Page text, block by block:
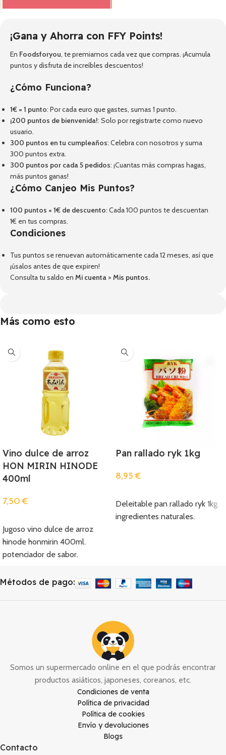
¡Gana y Ahorra con FFY Points!
En Foodsforyou, te premiamos cada vez que compras. ¡Acumula
puntos y disfruta de increíbles descuentos!
¿Cómo Funciona?
1€ = 1 punto: Por cada euro que gastes, sumas 1 punto.
¡200 puntos de bienvenida!: Solo por registrarte como nuevo
usuario.
300 puntos en tu cumpleaños: Celebra con nosotros y suma
300 puntos extra.
300 puntos por cada 5 pedidos: ¡Cuantas más compras hagas,
más puntos ganas!
¿Cómo Canjeo Mis Puntos?
100 puntos = 1€ de descuento: Cada 100 puntos te descuentan
1€ en tus compras.
Condiciones
Tus puntos se renuevan automáticamente cada 12 meses, así que
¡úsalos antes de que expiren!
Consulta tu saldo en Mi cuenta > Mis puntos.
Más como esto
Vino dulce de arroz
HON MIRIN HINODE
400ml
7,50€
Jugoso vino dulce de arroz
hinode honmirin 400ml.
potenciador de sabor.
Pan rallado ryk 1kg
8,95€
Deleitable pan rallado ryk 1kg.
ingredientes naturales.
Métodos de pago:
Somos un supermercado online en el que podrás encontrar
productos asiáticos, japoneses, coreanos, etc.
Condiciones de venta
Política de privacidad
Política de cookies
Envío y devoluciones
Blogs
Contacto